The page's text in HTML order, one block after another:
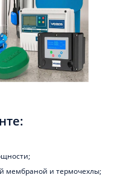
мембраной и термочехлы;